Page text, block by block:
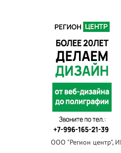
ООО "Регион центр",